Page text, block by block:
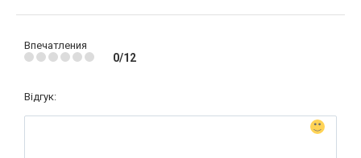
Впечатления
0/12
Відгук: